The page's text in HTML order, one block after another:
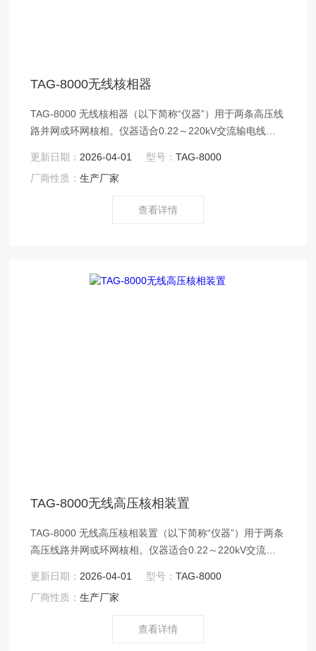
TAG-8000无线核相器
TAG-8000 无线核相器（以下简称“仪器”）用于两条高压线
路并网或环网核相。仪器适合0.22～220kV交流输电线路
用无线传输技术，操作安全可靠，使用方便，克服了有线
核相仪的诸多缺点。
更新日期： 2026-04-01 型号：TAG-8000
厂商性质：生产厂家
查看详情
TAG-8000无线高压核相装置
TAG-8000 无线高压核相装置（以下简称“仪器”）用于两条
高压线路并网或环网核相。仪器适合0.22～220kV交流输
仪器采用无线传输技术，操作安全可靠，使用方便，克服
了有线核相仪的诸多缺点。
更新日期： 2026-04-01 型号：TAG-8000
厂商性质：生产厂家
查看详情